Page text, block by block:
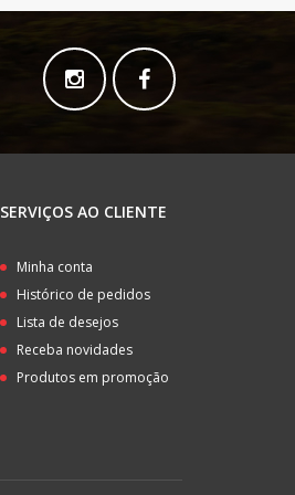
SERVIÇOS AO CLIENTE
Minha conta
Histórico de pedidos
Lista de desejos
Receba novidades
Produtos em promoção